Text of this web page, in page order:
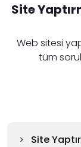
Site
Web sitesi
tüm
Site